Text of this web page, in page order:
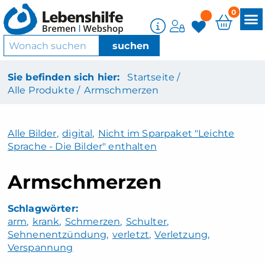
0
Sie befinden sich hier:
Startseite /
Alle Produkte / Armschmerzen
Alle Bilder, digital, Nicht im Sparpaket "Leichte
Sprache - Die Bilder" enthalten
Armschmerzen
arm krank Schmerzen Schulter
Sehnenentzündung verletzt Verletzung
Verspannung